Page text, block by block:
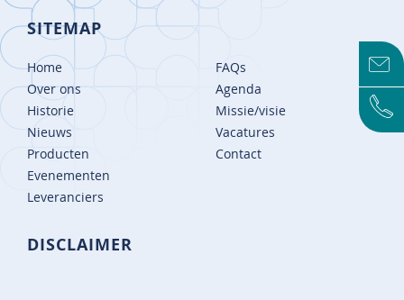
SITEMAP
Home
Over ons
Historie
Nieuws
Producten
Evenementen
Leveranciers
FAQs
Agenda
Missie/visie
Vacatures
Contact
DISCLAIMER